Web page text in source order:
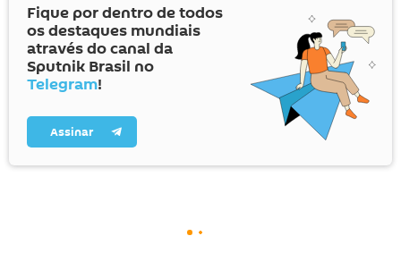
Fique por dentro de todos
os destaques mundiais
através do canal da
Sputnik Brasil no
Telegram!
Assinar